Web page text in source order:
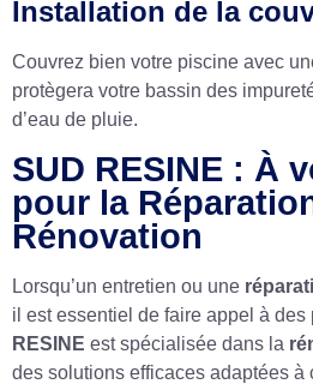
Installation de la
Couvrez bien votre piscine avec
protègera votre bassin des
d’eau de pluie.
SUD RESINE : À
pour la
Rénovation
Lorsqu’un entretien ou une
il est essentiel de faire appel à des
RESINE est spécialisée dans la
des solutions efficaces adaptées à